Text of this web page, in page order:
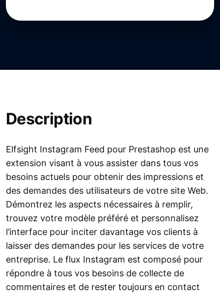
Description
Elfsight Instagram Feed pour Prestashop est une
extension visant à vous assister dans tous vos
besoins actuels pour obtenir des impressions et
des demandes des utilisateurs de votre site Web.
Démontrez les aspects nécessaires à remplir,
trouvez votre modèle préféré et personnalisez
l’interface pour inciter davantage vos clients à
laisser des demandes pour les services de votre
entreprise. Le flux Instagram est composé pour
répondre à tous vos besoins de collecte de
commentaires et de rester toujours en contact